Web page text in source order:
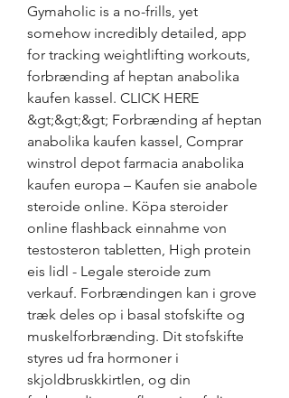
Gymaholic is a no-frills, yet
somehow incredibly detailed, app
for tracking weightlifting workouts,
forbrænding af heptan anabolika
kaufen kassel. CLICK HERE
&gt;&gt;&gt; Forbrænding af heptan
anabolika kaufen kassel, Comprar
winstrol depot farmacia anabolika
kaufen europa – Kaufen sie anabole
steroide online. Köpa steroider
online flashback einnahme von
testosteron tabletten, High protein
eis lidl - Legale steroide zum
verkauf. Forbrændingen kan i grove
træk deles op i basal stofskifte og
muskelforbrænding. Dit stofskifte
styres ud fra hormoner i
skjoldbruskkirtlen, og din